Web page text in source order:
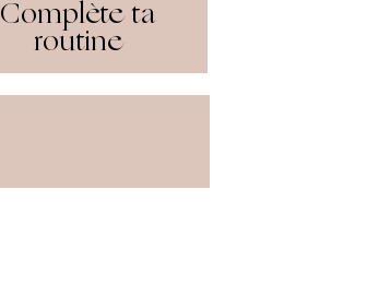
Complète ta
routine